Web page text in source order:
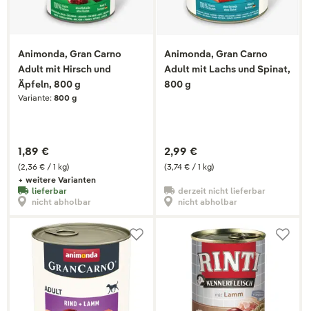
Animonda, Gran Carno
Adult mit Hirsch und
Äpfeln, 800 g
Variante: 800 g
(2,36 € / 1 kg)
1,89 €
+ weitere Varianten
lieferbar
nicht abholbar
Animonda, Gran Carno
Adult mit Lachs und Spinat,
800 g
(3,74 € / 1 kg)
2,99 €
derzeit nicht lieferbar
nicht abholbar